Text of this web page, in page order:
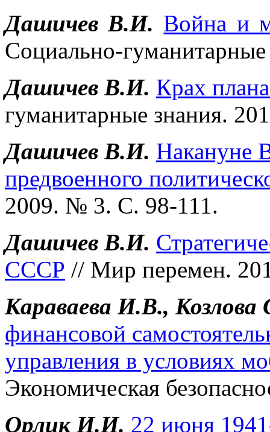
Дашичев В.И. Война и
Социально-
Дашичев В.И. Крах
гуманитарные знания.
Дашичев В.И. Накануне
предвоенного
2009. № 3. С. 98-111.
Дашичев В.И.
СССР // Мир перемен.
Караваева И.В.,
финансовой
управления в условиях
Экономическая
Орлик И.И. 22 июня